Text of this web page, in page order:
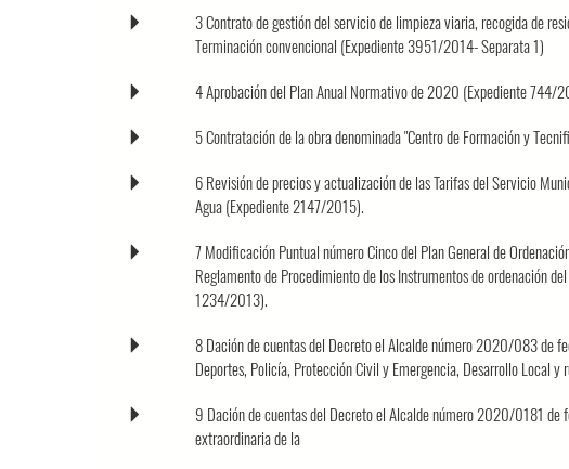
3 Contrato de gestión del servicio de limpieza viaria, recogida de
Terminación convencional (Expediente 3951/2014- Separata 1)
4 Aprobación del Plan Anual Normativo de 2020 (Expediente 744/
5 Contratación de la obra denominada "Centro de Formación y
6 Revisión de precios y actualización de las Tarifas del Servicio
Agua (Expediente 2147/2015).
7 Modificación Puntual número Cinco del Plan General de
Reglamento de Procedimiento de los Instrumentos de ordenación
1234/2013).
8 Dación de cuentas del Decreto el Alcalde número 2020/083 de
Deportes, Policía, Protección Civil y Emergencia, Desarrollo Local y
9 Dación de cuentas del Decreto el Alcalde número 2020/0181
extraordinaria de la